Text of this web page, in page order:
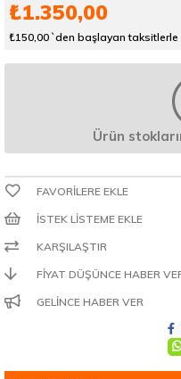
₺1.350,00
₺150,00 `den başlayan taksitlerle
Ürün
FAVORILERE EKLE
İSTEK LISTEME EKLE
KARŞILAŞTIR
FIYAT DÜŞÜNCE HABER
GELINCE HABER VER